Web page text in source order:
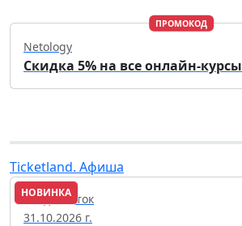
ПРОМОКОД
Netology
Скидка 5% на все онлайн-курсы
Ticketland. Афиша
НОВИНКА
Владивосток
31.10.2026 г.